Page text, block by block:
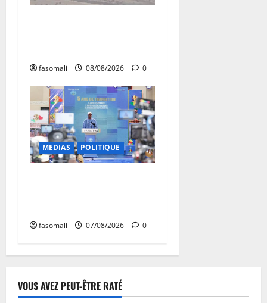
fasomali 08/08/2026 0
MEDIAS POLITIQUE
fasomali 07/08/2026 0
VOUS AVEZ PEUT-ÊTRE RATÉ